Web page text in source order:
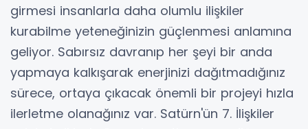
girmesi insanlarla daha olumlu ilişkiler
kurabilme yeteneğinizin güçlenmesi anlamına
geliyor. Sabırsız davranıp her şeyi bir anda
yapmaya kalkışarak enerjinizi dağıtmadığınız
sürece, ortaya çıkacak önemli bir projeyi hızla
ilerletme olanağınız var. Satürn'ün 7. İlişkiler